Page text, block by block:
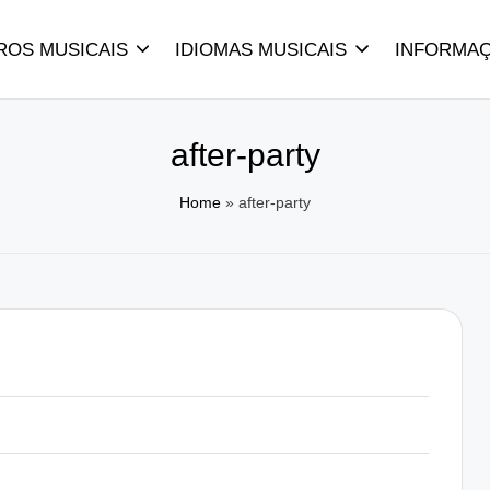
MUSICAIS IDIOMAS MUSICAIS
after-party
Home » after-party